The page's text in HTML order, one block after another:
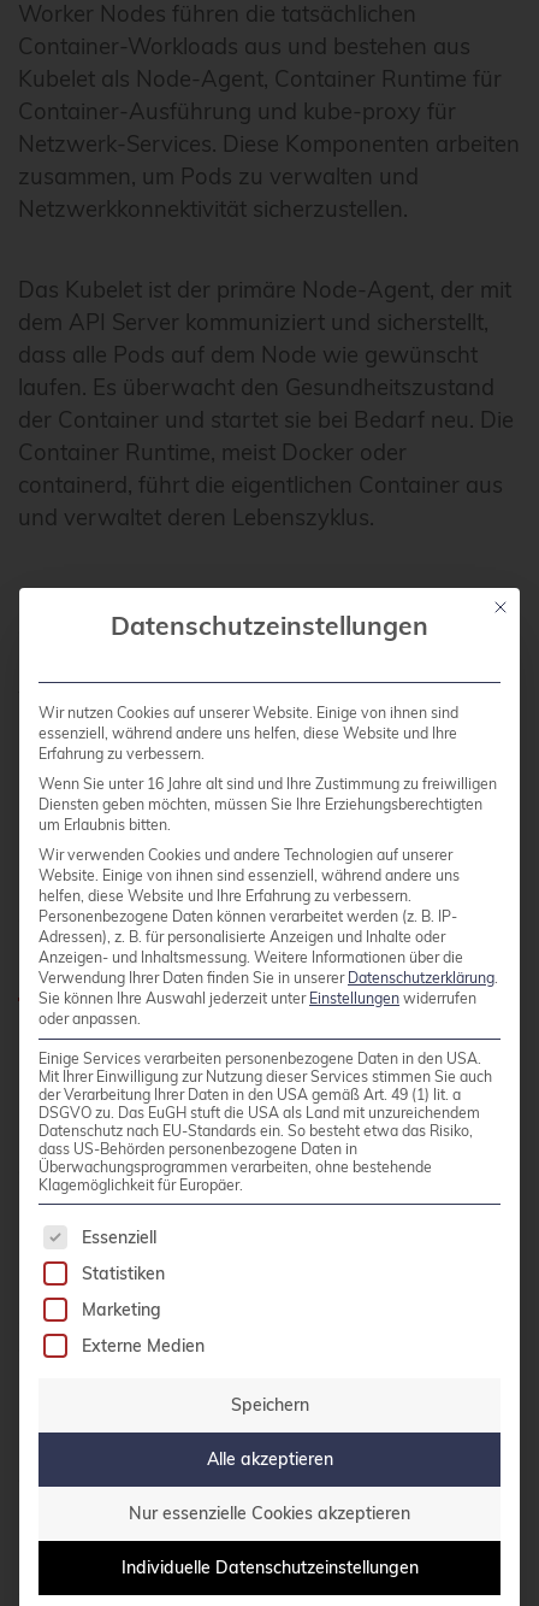
Worker Nodes führen die tatsächlichen
Container-Workloads aus und bestehen aus
Kubelet als Node-Agent, Container Runtime für
Container-Ausführung und kube-proxy für
Netzwerk-Services. Diese Komponenten arbeiten
zusammen, um Pods zu verwalten und
Netzwerkkonnektivität sicherzustellen.
Das Kubelet ist der primäre Node-Agent, der mit
dem API Server kommuniziert und sicherstellt,
dass alle Pods auf dem Node wie gewünscht
laufen. Es überwacht den Gesundheitszustand
der Container und startet sie bei Bedarf neu. Die
Container Runtime, meist Docker oder
containerd, führt die eigentlichen Container aus
und verwaltet deren Lebenszyklus.
kube-proxy implementiert Kubernetes Services
auf Netzwerkebene und sorgt dafür, dass
und Load Balancing, damit Services auch bei
Pod-Ausfällen oder -verschiebungen erreichbar
bleiben.
Was sind Pods und warum
sind sie die kleinste Einheit in
Kubernetes?
Pods sind die kleinste deploybare Einheit in
Kubernetes und kapseln einen oder mehrere
Container mit gemeinsamen Ressourcen wie
Netzwerk und Storage. Sie stellen sicher, dass
eng gekoppelte Container zusammen verwaltet
und platziert werden.
Ein Pod teilt eine IP-Adresse und Volumes
zwischen allen enthaltenen Containern. Diese
gemeinsame Umgebung ermöglicht es
und Dateien auszutauschen. Pods sind ephemer
und werden als Einheit erstellt, verwaltet und
Die meisten Pods enthalten nur einen Container,
aber Multi-Container-Pods sind nützlich für
Mit
Datenschutzeinstellungen
Wir nutzen Cookies auf unserer Website. Einige von ihnen sind
essenziell, während andere uns helfen, diese Website und Ihre
Erfahrung zu verbessern.
Wenn Sie unter 16 Jahre alt sind und Ihre Zustimmung zu freiwilligen
Diensten geben möchten, müssen Sie Ihre Erziehungsberechtigten
um Erlaubnis bitten.
Wir verwenden Cookies und andere Technologien auf unserer
Website. Einige von ihnen sind essenziell, während andere uns
helfen, diese Website und Ihre Erfahrung zu verbessern.
Personenbezogene Daten können verarbeitet werden (z. B. IP-
Adressen), z. B. für personalisierte Anzeigen und Inhalte oder
Anzeigen- und Inhaltsmessung. Weitere Informationen über die
Verwendung Ihrer Daten finden Sie in unserer Datenschutzerklärung
Sie können Ihre Auswahl jederzeit unter Einstellungen widerrufen
oder anpassen.
Einige Services verarbeiten personenbezogene Daten in den USA.
Mit Ihrer Einwilligung zur Nutzung dieser Services stimmen Sie auch
der Verarbeitung Ihrer Daten in den USA gemäß Art. 49 (1) lit. a
DSGVO zu. Das EuGH stuft die USA als Land mit unzureichendem
Datenschutz nach EU-Standards ein. So besteht etwa das Risiko,
dass US-Behörden personenbezogene Daten in
Überwachungsprogrammen verarbeiten, ohne bestehende
Klagemöglichkeit für Europäer.
Es folgt eine Liste der Service-Gruppen, für die
Essenziell
Statistiken
Marketing
Externe Medien
Speichern
Alle akzeptieren
Nur essenzielle Cookies akzeptieren
Individuelle Datenschutzeinstellungen